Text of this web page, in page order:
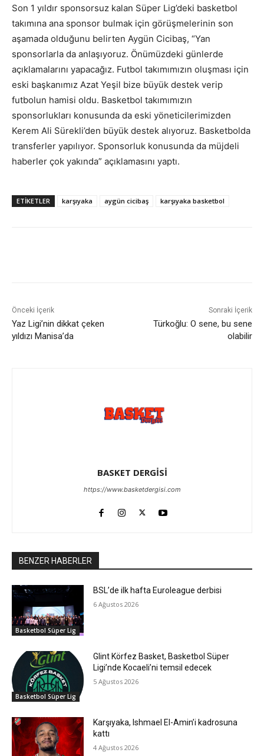
Son 1 yıldır sponsorsuz kalan Süper Lig’deki basketbol
takımına ana sponsor bulmak için görüşmelerinin son
aşamada olduğunu belirten Aygün Cicibaş, “Yan
sponsorlarla da anlaşıyoruz. Önümüzdeki günlerde
açıklamalarını yapacağız. Futbol takımımızın oluşması için
eski başkanımız Azat Yeşil bize büyük destek verip
futbolun hamisi oldu. Basketbol takımımızın
sponsorlukları konusunda da eski yöneticilerimizden
Kerem Ali Sürekli’den büyük destek alıyoruz. Basketbolda
transferler yapılıyor. Sponsorluk konusunda da müjdeli
haberler çok yakında” açıklamasını yaptı.
ETIKETLER karşıyaka aygün cicibaş karşıyaka basketbol
Önceki İçerik
Yaz Ligi’nin dikkat çeken
yıldızı Manisa’da
Sonraki İçerik
Türkoğlu: O sene, bu sene
olabilir
BASKET DERGİSİ
https://www.basketdergisi.com
BENZER HABERLER
Basketbol Süper Lig
BSL’de ilk hafta Euroleague derbisi
6 Ağustos 2026
Basketbol Süper Lig
Glint Körfez Basket, Basketbol Süper
Ligi’nde Kocaeli’ni temsil edecek
5 Ağustos 2026
Karşıyaka, Ishmael El-Amin’i kadrosuna
kattı
4 Ağustos 2026